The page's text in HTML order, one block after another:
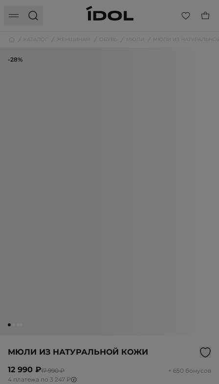
-28%
МЮЛИ ИЗ НАТУРАЛЬНОЙ КОЖИ
12 990 ₽17 990 ₽
+ 650 бонусов
4 платежа по 3 247 ₽